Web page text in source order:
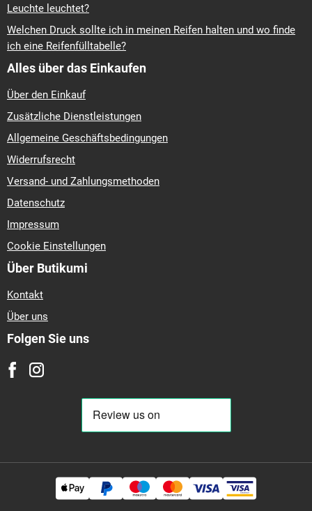
Leuchte leuchtet?
Welchen Druck sollte ich in meinen Reifen halten und wo finde
ich eine Reifenfülltabelle?
Alles über das Einkaufen
Über den Einkauf
Zusätzliche Dienstleistungen
Allgemeine Geschäftsbedingungen
Widerrufsrecht
Versand- und Zahlungsmethoden
Datenschutz
Impressum
Cookie Einstellungen
Über Butikumi
Kontakt
Über uns
Folgen Sie uns